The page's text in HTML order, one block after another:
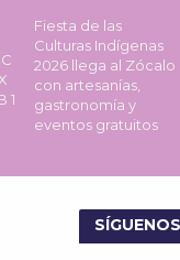
Fiesta de las
Culturas Indígenas
2026 llega al Zócalo
con artesanías,
gastronomía y
eventos gratuitos
SÍGUENOS